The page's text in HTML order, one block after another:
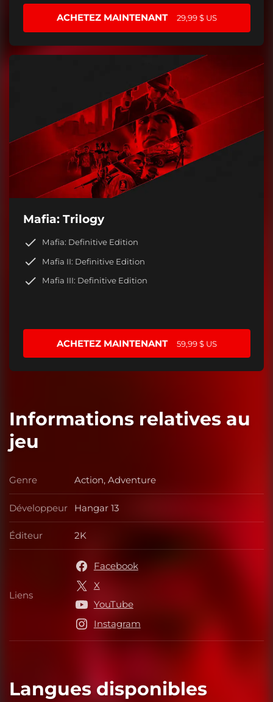
ACHETEZ MAINTENANT 29,99 $ US
Mafia: Trilogy
Mafia: Definitive Edition
Mafia II: Definitive Edition
Mafia III: Definitive Edition
ACHETEZ MAINTENANT 59,99 $ US
Informations relatives au
jeu
Genre Genre
Action, Adventure
Développeur Développeur
Hangar 13
Éditeur Éditeur
2K
Liens Liens
Facebook
X
YouTube
Instagram
Langues disponibles